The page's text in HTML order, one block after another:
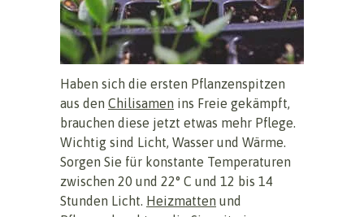
Haben sich die ersten Pflanzenspitzen
aus den Chilisamen ins Freie gekämpft,
brauchen diese jetzt etwas mehr Pflege.
Wichtig sind Licht, Wasser und Wärme.
Sorgen Sie für konstante Temperaturen
zwischen 20 und 22° C und 12 bis 14
Stunden Licht. Heizmatten und